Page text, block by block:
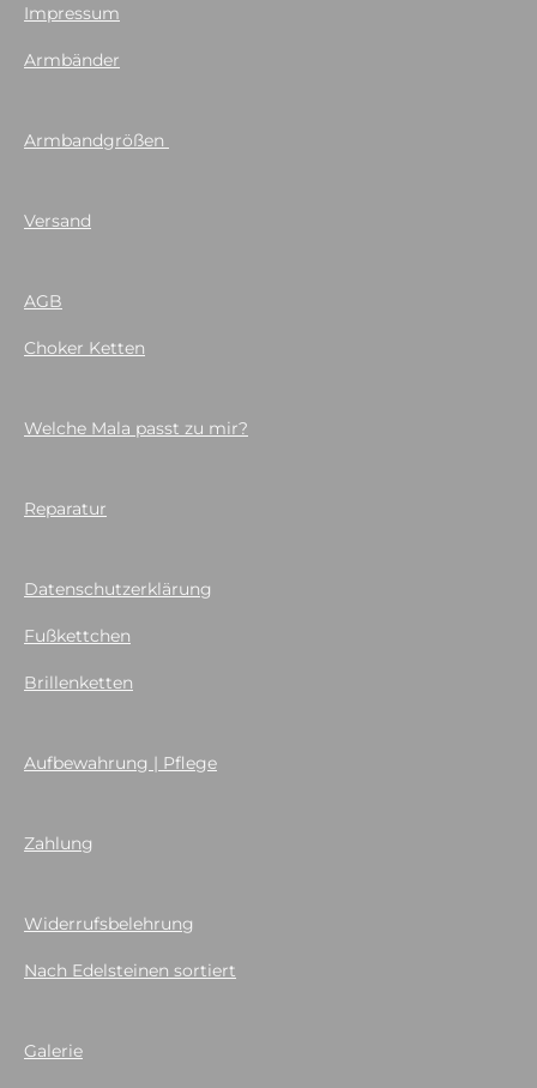
Impressum
Armbänder
Armbandgrößen
Versand
AGB
Choker Ketten
Welche Mala passt zu mir?
Reparatur
Datenschutzerklärung
Fußkettchen
Brillenketten
Aufbewahrung | Pflege
Zahlung
Widerrufsbelehrung
Nach Edelsteinen sortiert
Galerie